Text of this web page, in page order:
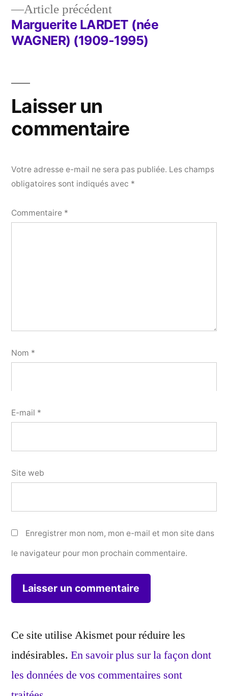
l’article
Article précédentArticle
précédent :
Marguerite LARDET (née
WAGNER) (1909-1995)
Laisser un
commentaire
Votre adresse e-mail ne sera pas publiée. Les champs
obligatoires sont indiqués avec *
Commentaire *
Nom *
E-mail *
Site web
Enregistrer mon nom, mon e-mail et mon site dans
le navigateur pour mon prochain commentaire.
Ce site utilise Akismet pour réduire les
indésirables. En savoir plus sur la façon dont
les données de vos commentaires sont